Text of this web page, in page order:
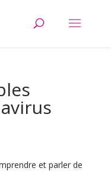
et parler de